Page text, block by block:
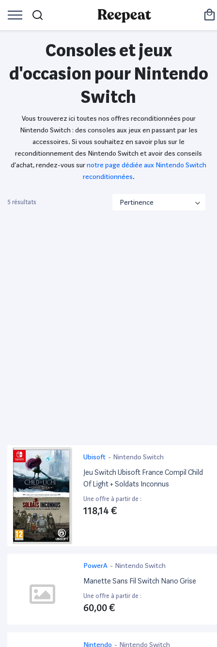
Consoles et jeux
d'occasion pour Nintendo
Switch
Vous trouverez ici toutes nos offres reconditionnées pour
Nintendo Switch : des consoles aux jeux en passant par les
accessoires. Si vous souhaitez en savoir plus sur le
reconditionnement des Nintendo Switch et avoir des conseils
d'achat, rendez-vous surnotre page dédiée aux Nintendo Switch
reconditionnées.
5 résultats
Ubisoft - Nintendo Switch
Jeu Switch Ubisoft France Compil Child
Of Light + Soldats Inconnus
Une offre à partir de :
118,14 €
PowerA - Nintendo Switch
Manette Sans Fil Switch Nano Grise
Une offre à partir de :
60,00 €
Nintendo - Nintendo Switch